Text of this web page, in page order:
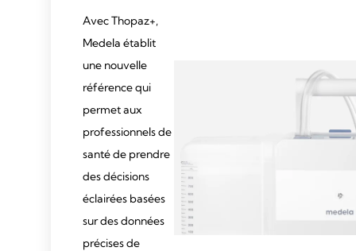
Avec Thopaz+,
Medela établit
une nouvelle
référence qui
permet aux
professionnels de
santé de prendre
des décisions
éclairées basées
sur des données
précises de